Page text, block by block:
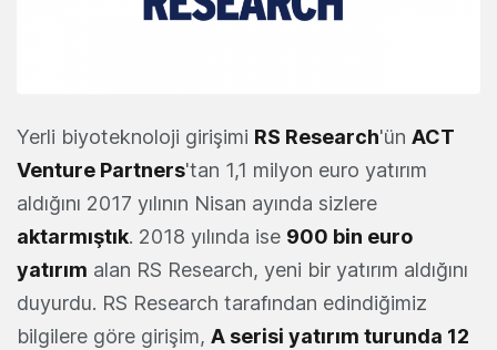
Yerli biyoteknoloji girişimi RS Research'ün ACT
Venture Partners'tan 1,1 milyon euro yatırım
aldığını 2017 yılının Nisan ayında sizlere
aktarmıştık. 2018 yılında ise 900 bin euro
yatırım alan RS Research, yeni bir yatırım aldığını
duyurdu. RS Research tarafından edindiğimiz
bilgilere göre girişim, A serisi yatırım turunda 12